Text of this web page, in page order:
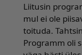
Liitusin
mul ei ole
toituda.
Programm oli